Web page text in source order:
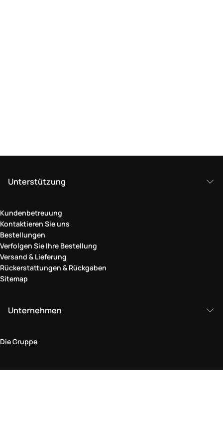
Unterstützung
Kundenbetreuung
Kontaktieren Sie uns
Bestellungen
Verfolgen Sie Ihre Bestellung
Versand & Lieferung
Rückerstattungen & Rückgaben
Sitemap
Unternehmen
Die Gruppe
Rechtlicher Bereich